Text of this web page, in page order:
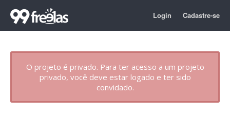
Login Cadastre-se
O projeto é privado. Para ter acesso a um projeto
privado, você deve estar logado e ter sido
convidado.